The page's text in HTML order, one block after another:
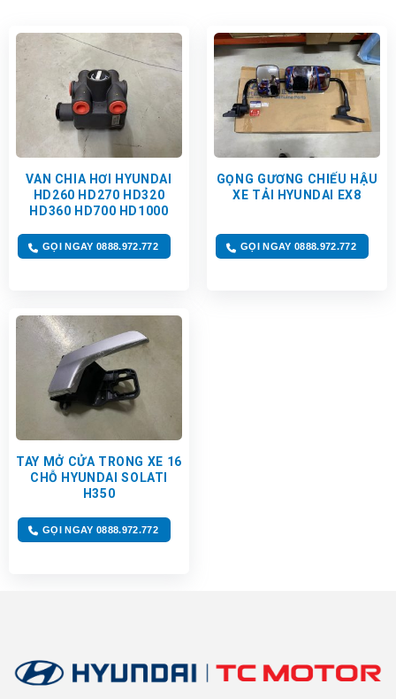
VAN CHIA HƠI HYUNDAI
HD260 HD270 HD320
HD360 HD700 HD1000
GỌI NGAY 0888.972.772
GỌNG GƯƠNG CHIẾU HẬU
XE TẢI HYUNDAI EX8
GỌI NGAY 0888.972.772
TAY MỞ CỬA TRONG XE 16
CHỖ HYUNDAI SOLATI
H350
GỌI NGAY 0888.972.772